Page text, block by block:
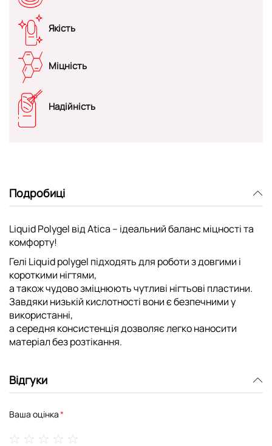
Якість
Міцність
Надійність
Подробиці
Liquid Polygel від Atica – ідеальний баланс міцності та
комфорту!
Гелі Liquid polygel підходять для роботи з довгими і
короткими нігтями,
а також чудово зміцнюють чутливі нігтьові пластини.
Завдяки низькій кислотності вони є безпечними у
використанні,
асередня консистенціядозволяє легко наносити
матеріал без розтікання.
Відгуки
Ваша оцінка